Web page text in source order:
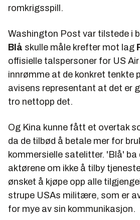
romkrigsspill.
Washington Post var tilstede i
Blå skulle måle krefter mot lag
offisielle talspersoner for US
innrømme at de konkret tenkte
avisens representant at det er
tro nettopp det.
Og Kina kunne fått et overtak
da de tilbød å betale mer for
kommersielle satelitter. 'Blå' ba
aktørene om ikke å tilby
ønsket å kjøpe opp alle
strupe USAs militære, som er
for mye av sin kommunikasjon.